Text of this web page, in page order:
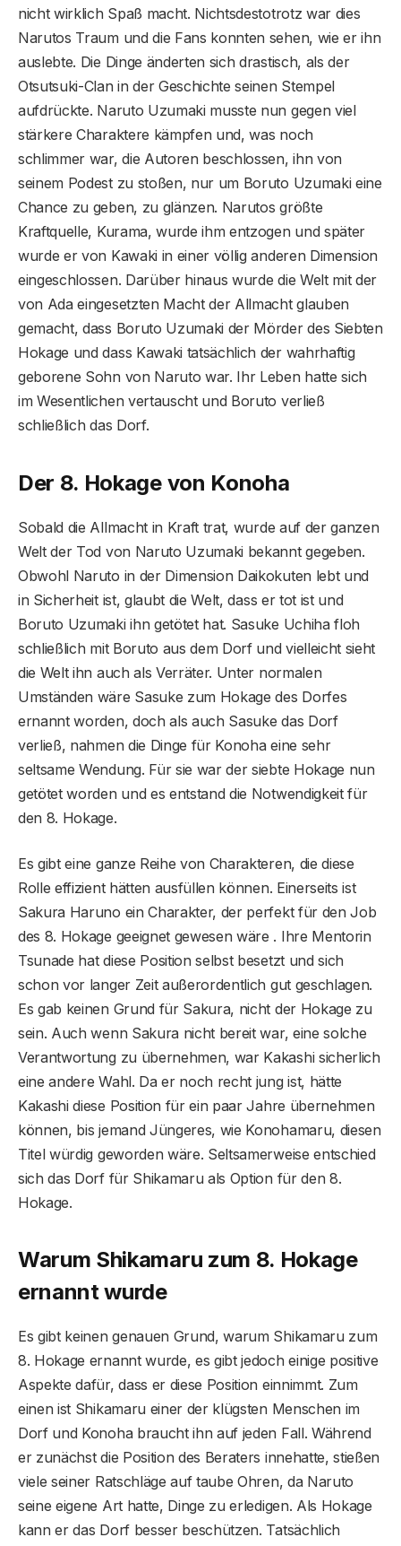
nicht wirklich Spaß macht. Nichtsdestotrotz war dies
Narutos Traum und die Fans konnten sehen, wie er ihn
auslebte. Die Dinge änderten sich drastisch, als der
Otsutsuki-Clan in der Geschichte seinen Stempel
aufdrückte. Naruto Uzumaki musste nun gegen viel
stärkere Charaktere kämpfen und, was noch
schlimmer war, die Autoren beschlossen, ihn von
seinem Podest zu stoßen, nur um Boruto Uzumaki eine
Chance zu geben, zu glänzen. Narutos größte
Kraftquelle, Kurama, wurde ihm entzogen und später
wurde er von Kawaki in einer völlig anderen Dimension
eingeschlossen. Darüber hinaus wurde die Welt mit der
von Ada eingesetzten Macht der Allmacht glauben
gemacht, dass Boruto Uzumaki der Mörder des Siebten
Hokage und dass Kawaki tatsächlich der wahrhaftig
geborene Sohn von Naruto war. Ihr Leben hatte sich
im Wesentlichen vertauscht und Boruto verließ
schließlich das Dorf.
Der 8. Hokage von Konoha
Sobald die Allmacht in Kraft trat, wurde auf der ganzen
Welt der Tod von Naruto Uzumaki bekannt gegeben.
Obwohl Naruto in der Dimension Daikokuten lebt und
in Sicherheit ist, glaubt die Welt, dass er tot ist und
Boruto Uzumaki ihn getötet hat. Sasuke Uchiha floh
schließlich mit Boruto aus dem Dorf und vielleicht sieht
die Welt ihn auch als Verräter. Unter normalen
Umständen wäre Sasuke zum Hokage des Dorfes
ernannt worden, doch als auch Sasuke das Dorf
verließ, nahmen die Dinge für Konoha eine sehr
seltsame Wendung. Für sie war der siebte Hokage nun
getötet worden und es entstand die Notwendigkeit für
den 8. Hokage.
Es gibt eine ganze Reihe von Charakteren, die diese
Rolle effizient hätten ausfüllen können. Einerseits ist
Sakura Haruno ein Charakter, der perfekt für den Job
des 8. Hokage geeignet gewesen wäre . Ihre Mentorin
Tsunade hat diese Position selbst besetzt und sich
schon vor langer Zeit außerordentlich gut geschlagen.
Es gab keinen Grund für Sakura, nicht der Hokage zu
sein. Auch wenn Sakura nicht bereit war, eine solche
Verantwortung zu übernehmen, war Kakashi sicherlich
eine andere Wahl. Da er noch recht jung ist, hätte
Kakashi diese Position für ein paar Jahre übernehmen
können, bis jemand Jüngeres, wie Konohamaru, diesen
Titel würdig geworden wäre. Seltsamerweise entschied
sich das Dorf für Shikamaru als Option für den 8.
Hokage.
Warum Shikamaru zum 8. Hokage
ernannt wurde
Es gibt keinen genauen Grund, warum Shikamaru zum
8. Hokage ernannt wurde, es gibt jedoch einige positive
Aspekte dafür, dass er diese Position einnimmt. Zum
einen ist Shikamaru einer der klügsten Menschen im
Dorf und Konoha braucht ihn auf jeden Fall. Während
er zunächst die Position des Beraters innehatte, stießen
viele seiner Ratschläge auf taube Ohren, da Naruto
seine eigene Art hatte, Dinge zu erledigen. Als Hokage
kann er das Dorf besser beschützen. Tatsächlich